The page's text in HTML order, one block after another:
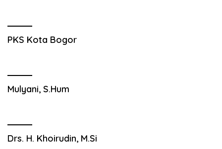
PKS Kota Bogor
Mulyani, S.Hum
Drs. H. Khoirudin, M.Si